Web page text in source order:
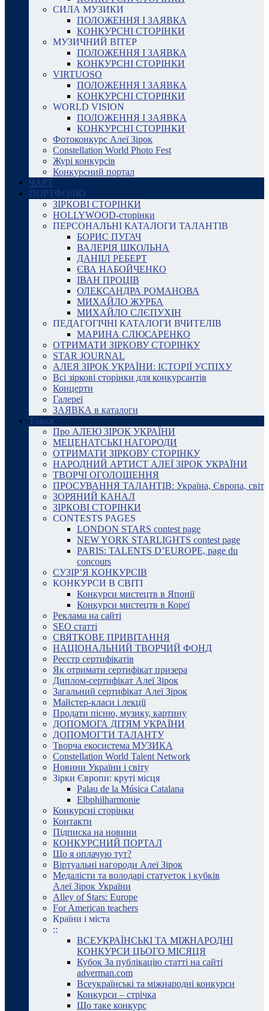
СИЛА МУЗИКИ
ПОЛОЖЕННЯ І ЗАЯВКА
КОНКУРСНІ СТОРІНКИ
МУЗИЧНИЙ ВІТЕР
ПОЛОЖЕННЯ І ЗАЯВКА
КОНКУРСНІ СТОРІНКИ
VIRTUOSO
ПОЛОЖЕННЯ І ЗАЯВКА
КОНКУРСНІ СТОРІНКИ
WORLD VISION
ПОЛОЖЕННЯ І ЗАЯВКА
КОНКУРСНІ СТОРІНКИ
Фотоконкурс Алеї Зірок
Constellation World Photo Fest
Журі конкурсів
Конкурсний портал
ЧАРТ
ПОРТФОЛІО
ЗІРКОВІ СТОРІНКИ
HOLLYWOOD-сторінки
ПЕРСОНАЛЬНІ КАТАЛОГИ ТАЛАНТІВ
БОРИС ПУГАЧ
ВАЛЕРІЯ ШКОЛЬНА
ДАНІІЛ РЕБЕРТ
ЄВА НАБОЙЧЕНКО
ІВАН ПРОЦІВ
ОЛЕКСАНДРА РОМАНОВА
МИХАЙЛО ЖУРБА
МИХАЙЛО СЛЄПУХІН
ПЕДАГОГІЧНІ КАТАЛОГИ ВЧИТЕЛІВ
МАРИНА СЛЮСАРЕНКО
ОТРИМАТИ ЗІРКОВУ СТОРІНКУ
STAR JOURNAL
АЛЕЯ ЗІРОК УКРАЇНИ: ІСТОРІЇ УСПІХУ
Всі зіркові сторінки для конкурсантів
Концерти
Галереї
ЗАЯВКА в каталоги
Також
Про АЛЕЮ ЗІРОК УКРАЇНИ
МЕЦЕНАТСЬКІ НАГОРОДИ
ОТРИМАТИ ЗІРКОВУ СТОРІНКУ
НАРОДНИЙ АРТИСТ АЛЕЇ ЗІРОК УКРАЇНИ
ТВОРЧІ ОГОЛОШЕННЯ
ПРОСУВАННЯ ТАЛАНТІВ: Україна, Європа, світ
ЗОРЯНИЙ КАНАЛ
ЗІРКОВІ СТОРІНКИ
CONTESTS PAGES
LONDON STARS contest page
NEW YORK STARLIGHTS contest page
PARIS: TALENTS D’EUROPE, page du
concours
СУЗІР’Я КОНКУРСІВ
КОНКУРСИ В СВІТІ
Конкурси мистецтв в Японії
Конкурси мистецтв в Кореї
Реклама на сайті
SEO статті
СВЯТКОВЕ ПРИВІТАННЯ
НАЦІОНАЛЬНИЙ ТВОРЧИЙ ФОНД
Реєстр сертифікатів
Як отримати сертифікат призера
Диплом-сертифікат Алеї Зірок
Загальний сертифікат Алеї Зірок
Майстер-класи і лекції
Продати пісню, музику, картину
ДОПОМОГА ДІТЯМ УКРАЇНИ
ДОПОМОГТИ ТАЛАНТУ
Творча екосистема МУЗИКА
Constellation World Talent Network
Новини України і світу
Зірки Європи: круті місця
Palau de la Música Catalana
Elbphilharmonie
Конкурсні сторінки
Контакти
Підписка на новини
КОНКУРСНИЙ ПОРТАЛ
Що я оплачую тут?
Віртуальні нагороди Алеї Зірок
Медалісти та володарі статуеток і кубків
Алеї Зірок України
Alley of Stars: Europe
For American teachers
Країни і міста
::
ВСЕУКРАЇНСЬКІ ТА МІЖНАРОДНІ
КОНКУРСИ ЦЬОГО МІСЯЦЯ
Кубок За публікацію статті на сайті
adverman.com
Всеукраїнські та міжнародні конкурси
Конкурси – стрічка
Що таке конкурс